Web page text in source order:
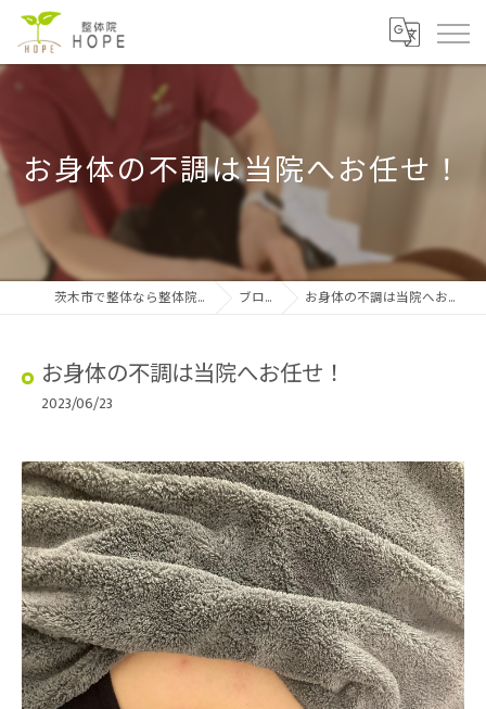
お身体の不調は当院へお任せ！
茨木市で整体なら整体院HOPE ブログ お身体の不調は当院へお任せ！
お身体の不調は当院へお任せ！
2023/06/23